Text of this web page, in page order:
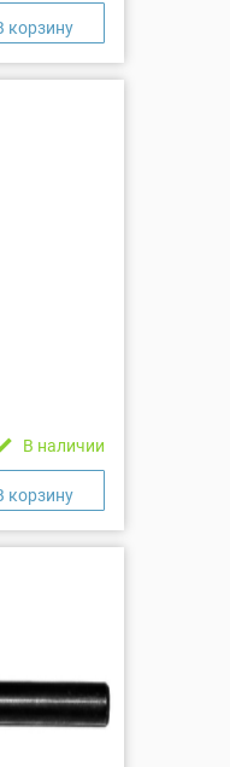
В наличии